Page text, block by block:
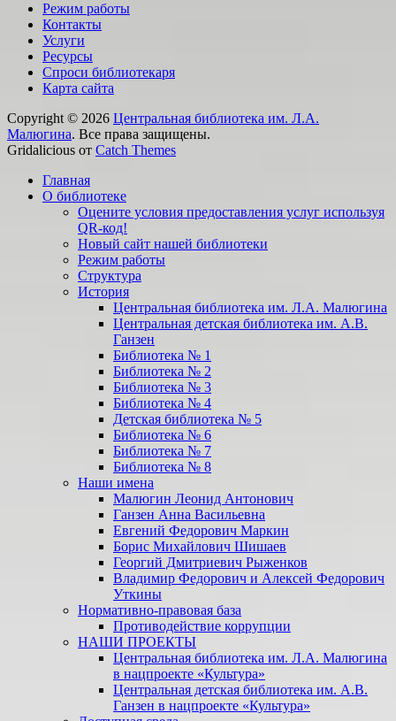
Режим работы
Контакты
Услуги
Ресурсы
Спроси библиотекаря
Карта сайта
Copyright © 2026 Центральная библиотека им. Л.А.
Малюгина. Все права защищены.
Gridalicious от Catch Themes
вверх
Главная
О библиотеке
Оцените условия предоставления услуг используя
QR-код!
Новый сайт нашей библиотеки
Режим работы
Структура
История
Центральная библиотека им. Л.А. Малюгина
Центральная детская библиотека им. А.В.
Ганзен
Библиотека № 1
Библиотека № 2
Библиотека № 3
Библиотека № 4
Детская библиотека № 5
Библиотека № 6
Библиотека № 7
Библиотека № 8
Наши имена
Малюгин Леонид Антонович
Ганзен Анна Васильевна
Евгений Федорович Маркин
Борис Михайлович Шишаев
Георгий Дмитриевич Рыженков
Владимир Федорович и Алексей Федорович
Уткины
Нормативно-правовая база
Противодействие коррупции
НАШИ ПРОЕКТЫ
Центральная библиотека им. Л.А. Малюгина
в нацпроекте «Культура»
Центральная детская библиотека им. А.В.
Ганзен в нацпроекте «Культура»